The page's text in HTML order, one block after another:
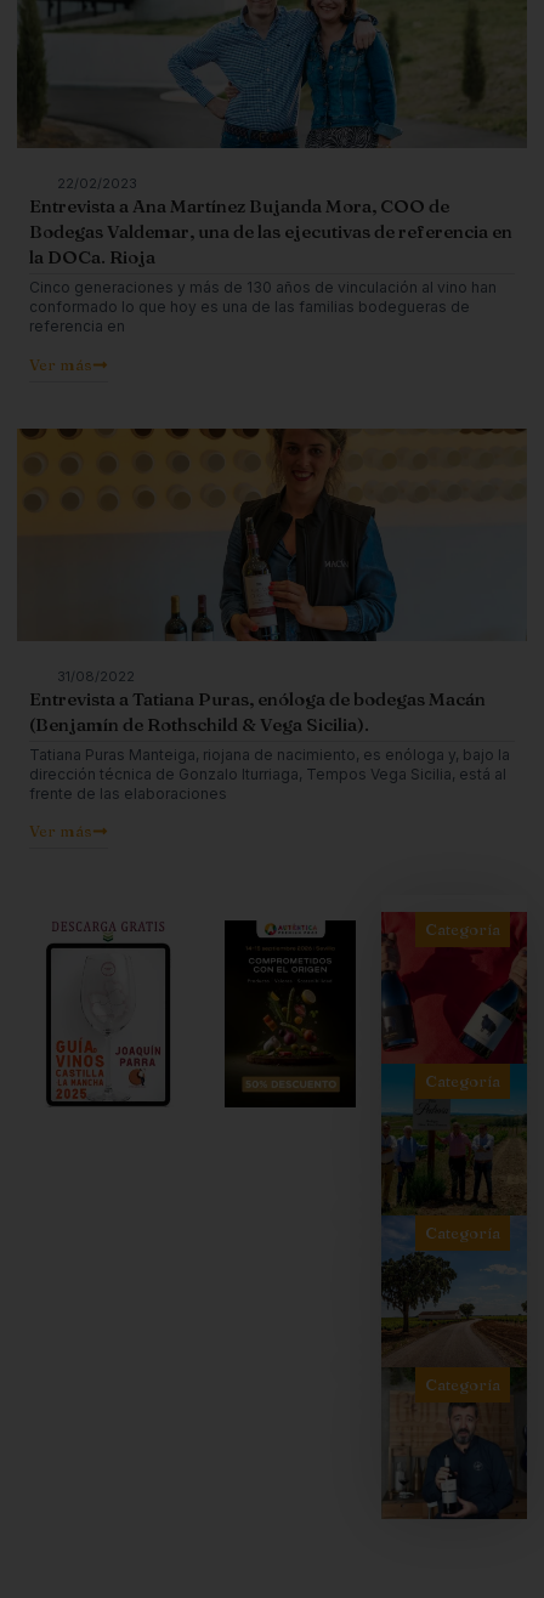
22/02/2023
Entrevista a Ana Martínez Bujanda Mora, COO de
Bodegas Valdemar, una de las ejecutivas de referencia en
la DOCa. Rioja
Cinco generaciones y más de 130 años de vinculación al vino han
conformado lo que hoy es una de las familias bodegueras de
referencia en
Ver más
31/08/2022
Entrevista a Tatiana Puras, enóloga de bodegas Macán
(Benjamín de Rothschild & Vega Sicilia).
Tatiana Puras Manteiga, riojana de nacimiento, es enóloga y, bajo la
dirección técnica de Gonzalo Iturriaga, Tempos Vega Sicilia, está al
frente de las elaboraciones
Ver más
Categoría
Categoría
Categoría
Categoría